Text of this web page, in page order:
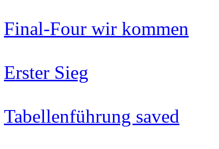
Final-Four wir kommen
Erster Sieg
Tabellenführung saved